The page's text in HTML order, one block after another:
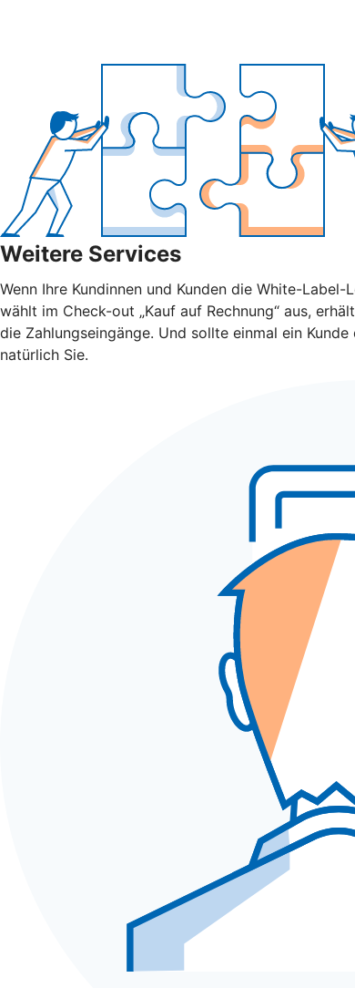
Weitere Services
Wenn Ihre Kundinnen und Kunden die White-
wählt im Check-out „Kauf auf Rechnung“ aus,
die Zahlungseingänge. Und sollte einmal ein
natürlich Sie.